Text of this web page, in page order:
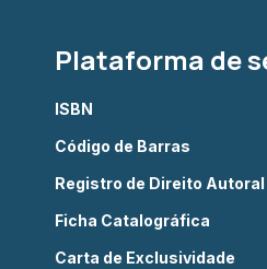
Plataforma de
ISBN
Código de Barras
Registro de Direito
Ficha Catalográfica
Carta de Exclusividade